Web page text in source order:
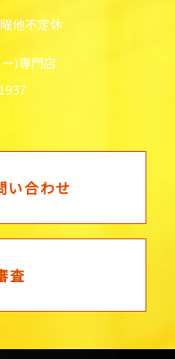
査
い合わせ
)専門店
他不定休